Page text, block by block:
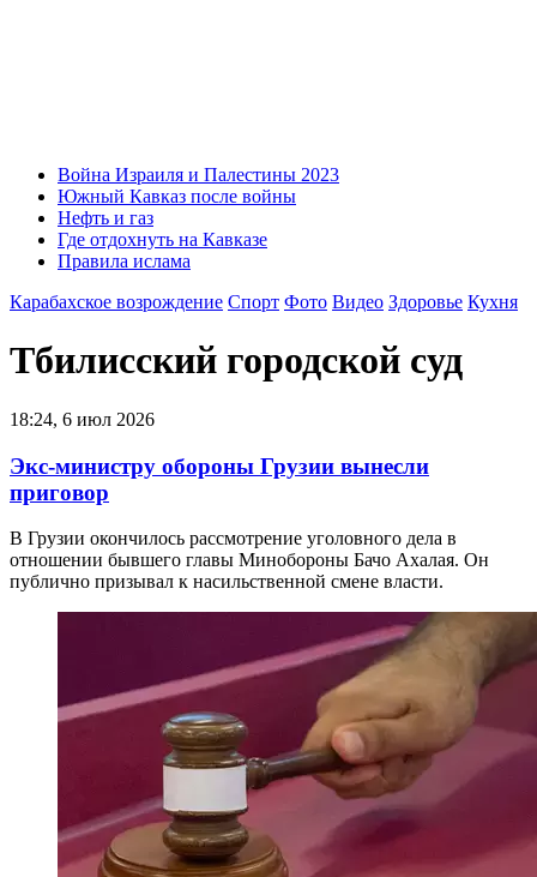
Война Израиля и Палестины 2023
Южный Кавказ после войны
Нефть и газ
Где отдохнуть на Кавказе
Правила ислама
Карабахское возрождение Спорт Фото Видео Здоровье Кухня
Тбилисский городской суд
18:24, 6 июл 2026
Экс-министру обороны Грузии вынесли
приговор
В Грузии окончилось рассмотрение уголовного дела в
отношении бывшего главы Минобороны Бачо Ахалая. Он
публично призывал к насильственной смене власти.